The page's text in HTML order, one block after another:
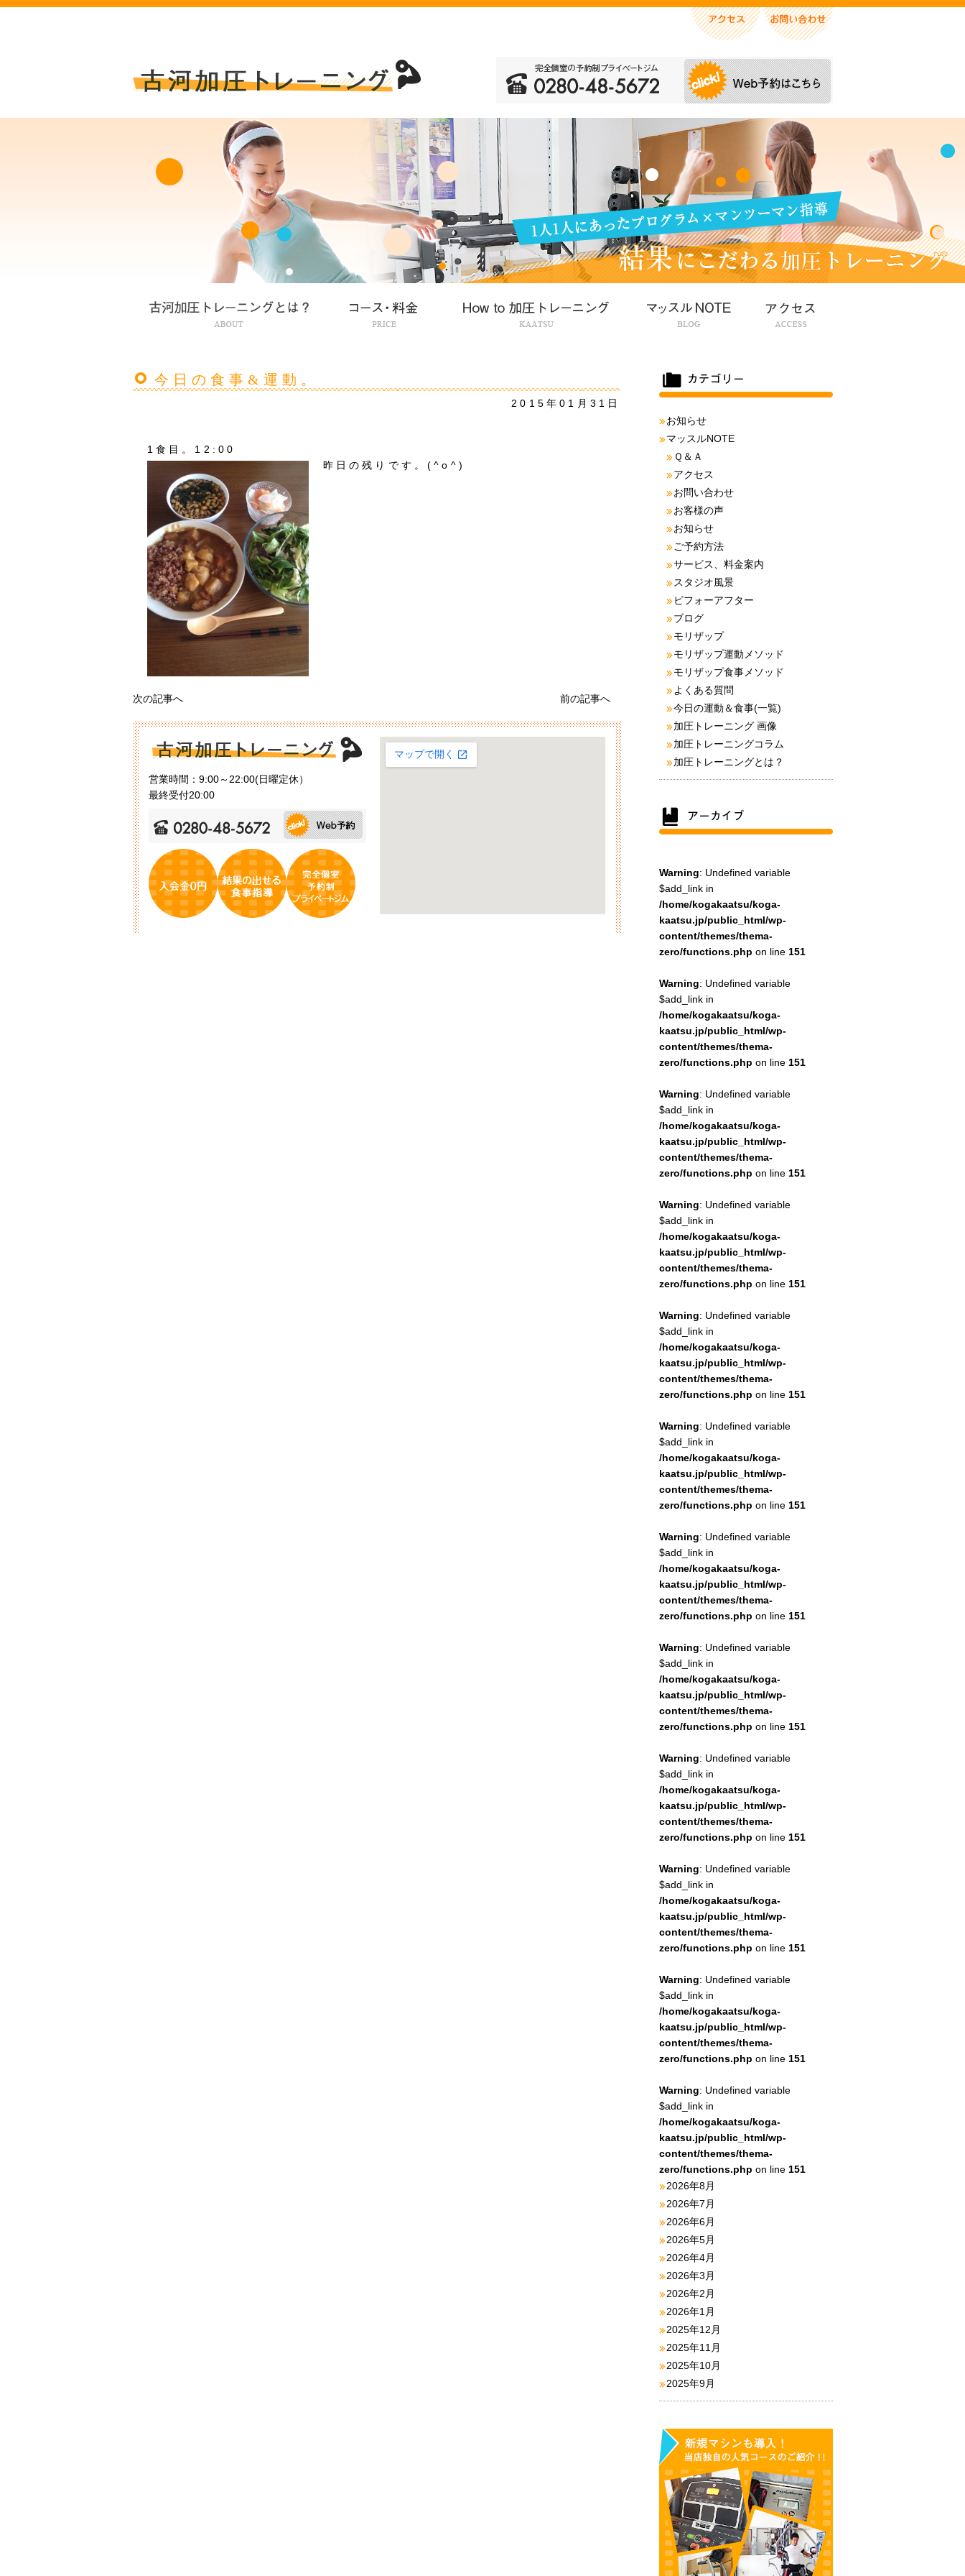
今日の食事&運動。
2015年01月31日
1食目。12:00
昨日の残りです。(^o^)
次の記事へ 前の記事へ
営業時間：9:00～22:00(日曜定休）
最終受付20:00
お知らせ
マッスルNOTE
Ｑ＆Ａ
アクセス
お問い合わせ
お客様の声
お知らせ
ご予約方法
サービス、料金案内
スタジオ風景
ビフォーアフター
ブログ
モリザップ
モリザップ運動メソッド
モリザップ食事メソッド
よくある質問
今日の運動＆食事(一覧)
加圧トレーニング 画像
加圧トレーニングコラム
加圧トレーニングとは？
Warning: Undefined variable
$add_link in
/home/kogakaatsu/koga-
kaatsu.jp/public_html/wp-
content/themes/thema-
zero/functions.php on line 151
Warning: Undefined variable
$add_link in
/home/kogakaatsu/koga-
kaatsu.jp/public_html/wp-
content/themes/thema-
zero/functions.php on line 151
Warning: Undefined variable
$add_link in
/home/kogakaatsu/koga-
kaatsu.jp/public_html/wp-
content/themes/thema-
zero/functions.php on line 151
Warning: Undefined variable
$add_link in
/home/kogakaatsu/koga-
kaatsu.jp/public_html/wp-
content/themes/thema-
zero/functions.php on line 151
Warning: Undefined variable
$add_link in
/home/kogakaatsu/koga-
kaatsu.jp/public_html/wp-
content/themes/thema-
zero/functions.php on line 151
Warning: Undefined variable
$add_link in
/home/kogakaatsu/koga-
kaatsu.jp/public_html/wp-
content/themes/thema-
zero/functions.php on line 151
Warning: Undefined variable
$add_link in
/home/kogakaatsu/koga-
kaatsu.jp/public_html/wp-
content/themes/thema-
zero/functions.php on line 151
Warning: Undefined variable
$add_link in
/home/kogakaatsu/koga-
kaatsu.jp/public_html/wp-
content/themes/thema-
zero/functions.php on line 151
Warning: Undefined variable
$add_link in
/home/kogakaatsu/koga-
kaatsu.jp/public_html/wp-
content/themes/thema-
zero/functions.php on line 151
Warning: Undefined variable
$add_link in
/home/kogakaatsu/koga-
kaatsu.jp/public_html/wp-
content/themes/thema-
zero/functions.php on line 151
Warning: Undefined variable
$add_link in
/home/kogakaatsu/koga-
kaatsu.jp/public_html/wp-
content/themes/thema-
zero/functions.php on line 151
Warning: Undefined variable
$add_link in
/home/kogakaatsu/koga-
kaatsu.jp/public_html/wp-
content/themes/thema-
zero/functions.php on line 151
2026年8月
2026年7月
2026年6月
2026年5月
2026年4月
2026年3月
2026年2月
2026年1月
2025年12月
2025年11月
2025年10月
2025年9月